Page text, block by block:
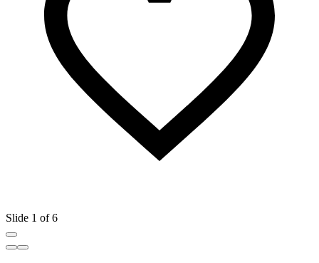
Slide 1 of 6